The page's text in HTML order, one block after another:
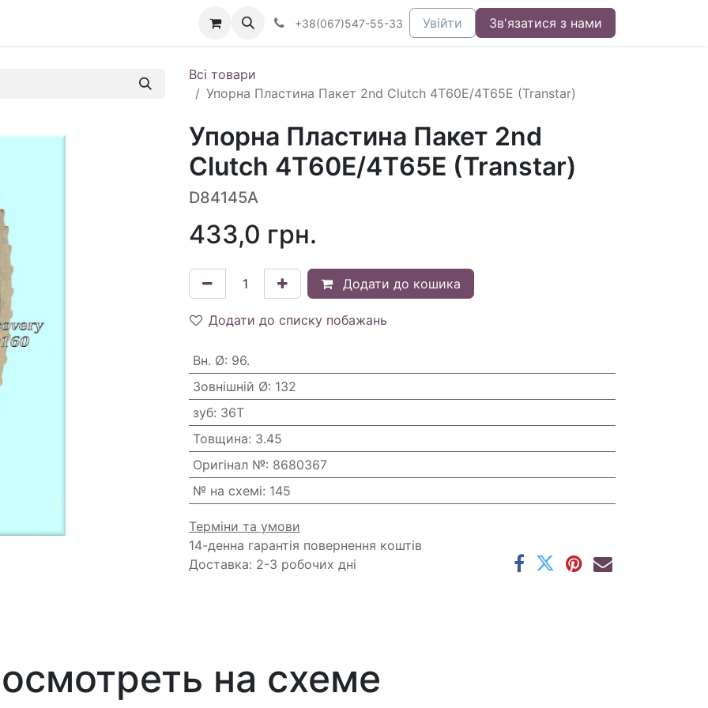
+38(067)547-55-33 Увійти Зв'язатися з нами
Всі товари
Упорна Пластина Пакет 2nd Clutch 4T60E/4T65E (Transtar)
Упорна Пластина Пакет 2nd
Clutch 4T60E/4T65E (Transtar)
D84145A
433,0 грн.
Додати до кошика
Додати до списку побажань
Вн. Ø: 96.
Зовнішній Ø: 132
зуб: 36T
Товщина: 3.45
Оригінал №: 8680367
№ на схемі: 145
Терміни та умови
14-денна гарантія повернення коштів
Доставка: 2-3 робочих дні
на схеме